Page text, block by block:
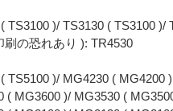
TS3100 )/ TS3130 ( TS3100 )/
の恐れあり ): TR4530
TS5100 )/ MG4230 ( MG4200 )
( MG3600 )/ MG3530 (